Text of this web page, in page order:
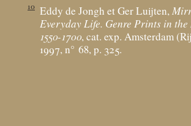
10 Eddy de Jongh et Ger Luijten,
Everyday Life. Genre Prints in the
1550-1700, cat. exp. Amsterdam
1997, n° 68, p. 325.